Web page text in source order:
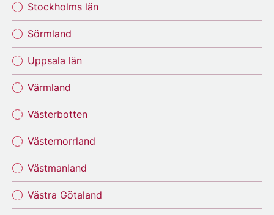
Stockholms län
Sörmland
Uppsala län
Värmland
Västerbotten
Västernorrland
Västmanland
Västra Götaland